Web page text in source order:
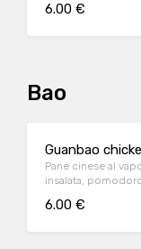
6.00 €
Bao
Guanbao
Pane cinese al
insalata,
6.00 €